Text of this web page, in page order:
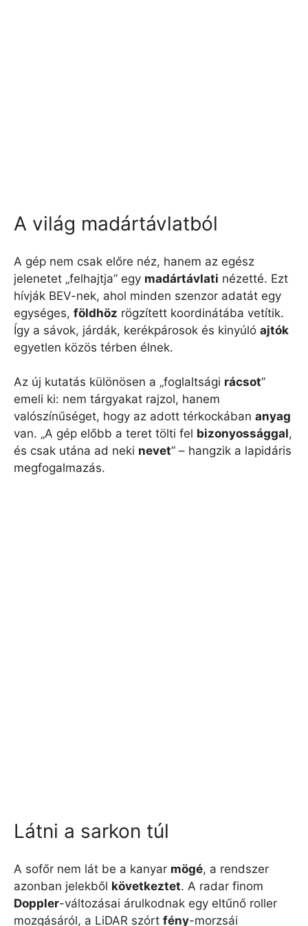
A világ madártávlatból
A gép nem csak előre néz, hanem az egész
jelenetet „felhajtja” egy madártávlati nézetté. Ezt
hívják BEV-nek, ahol minden szenzor adatát egy
egységes, földhöz rögzített koordinátába vetítik.
Így a sávok, járdák, kerékpárosok és kinyúló ajtók
egyetlen közös térben élnek.
Az új kutatás különösen a „foglaltsági rácsot”
emeli ki: nem tárgyakat rajzol, hanem
valószínűséget, hogy az adott térkockában anyag
van. „A gép előbb a teret tölti fel bizonyossággal,
és csak utána ad neki nevet” – hangzik a lapidáris
megfogalmazás.
Látni a sarkon túl
A sofőr nem lát be a kanyar mögé, a rendszer
azonban jelekből következtet. A radar finom
Doppler-változásai árulkodnak egy eltűnő roller
mozgásáról, a LiDAR szórt fény-morzsái